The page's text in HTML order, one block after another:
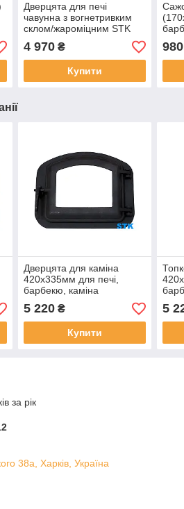
Дверцята для печі
чавунна з вогнетривким
склом/жароміцним STK
340х300мм для печі,
барбекю, каміна
4 970₴
Купити
980
Дверцята для каміна
420х335мм для печі,
барбекю, каміна
5 220₴
Купити
5
за рік
38а, Харків, Україна